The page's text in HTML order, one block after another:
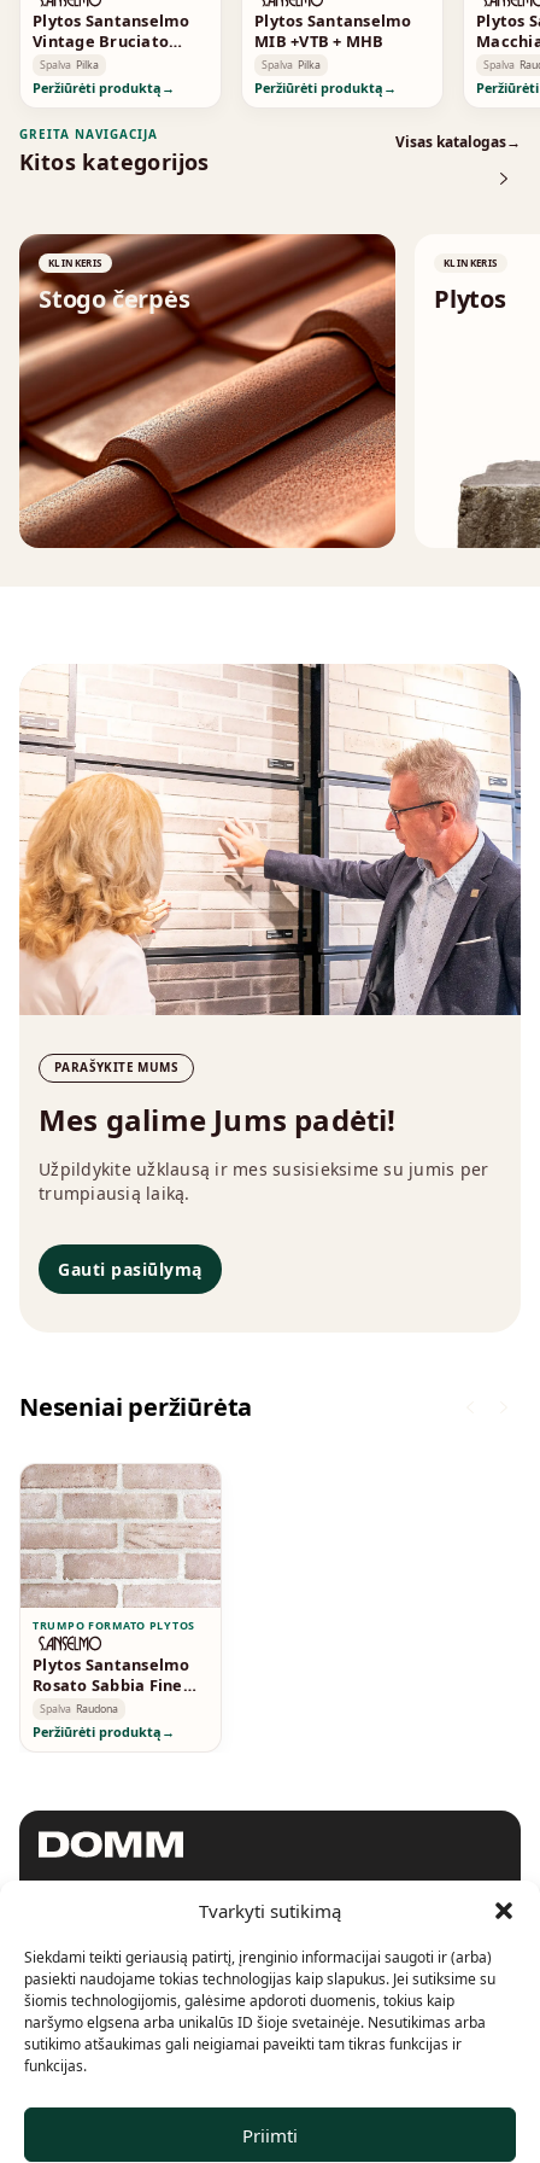
Tvarkyti sutikimą
Siekdami teikti geriausią patirtį, įrenginio informacijai saugoti ir (arba)
pasiekti naudojame tokias technologijas kaip slapukus. Jei sutiksime su
šiomis technologijomis, galėsime apdoroti duomenis, tokius kaip
naršymo elgsena arba unikalūs ID šioje svetainėje. Nesutikimas arba
sutikimo atšaukimas gali neigiamai paveikti tam tikras funkcijas ir
funkcijas.
Priimti
Plytos Santanselmo
Vintage Bruciato
Smoked
Spalva Pilka
Peržiūrėti produktą →
Plytos Santanselmo
MIB +VTB + MHB
Spalva Pilka
Peržiūrėti produktą →
Plytos
Fine
Spalva
GREITA NAVIGACIJA
Kitos kategorijos
Visas katalogas→
KLINKERIS
Stogo čerpės
↗
KLINKERIS
Plytos
PARAŠYKITE MUMS
Mes galime Jums padėti!
Užpildykite užklausą ir mes susisieksime su jumis per
trumpiausią laiką.
Gauti pasiūlymą
Neseniai peržiūrėta
TRUMPO FORMATO PLYTOS
Plytos Santanselmo
Rosato Sabbia Fine
Smoked Standard
Spalva Raudona
Peržiūrėti produktą →
Konstitucijos pr. 15
LT-09306, Vilnius.
+370 620 90246
info@domm.lt
Pramonės pr. 4E